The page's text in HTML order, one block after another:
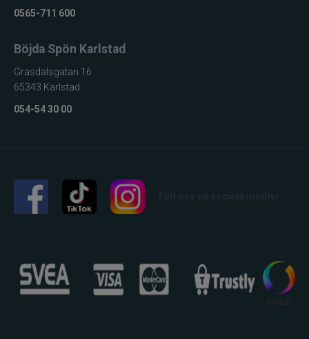
0565-711 600
Böjda Spön Karlstad
Gräsdalsgatan 16
65343 Karlstad
054-54 30 00